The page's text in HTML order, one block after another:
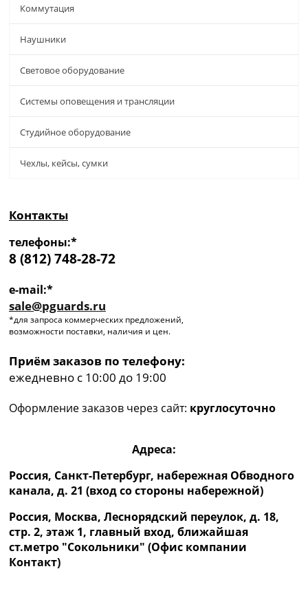
Коммутация
Наушники
Световое оборудование
Системы оповещения и трансляции
Студийное оборудование
Чехлы, кейсы, сумки
Контакты
телефоны:*
8 (812) 748-28-72
e-mail:*
sale@pguards.ru
*для запроса коммерческих предложений,
возможности поставки, наличия и цен.
Приём заказов по телефону:
ежедневно с 10:00 до 19:00
Оформление заказов через сайт: круглосуточно
Адреса:
Россия, Санкт-Петербург, набережная Обводного
канала, д. 21 (вход со стороны набережной)
Россия, Москва, Леснорядский переулок, д. 18,
стр. 2, этаж 1, главный вход, ближайшая
ст.метро "Сокольники" (Офис компании
Контакт)